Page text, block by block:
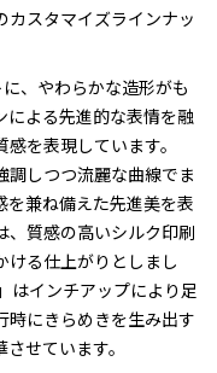
カスタマイズラインナッ
、やわらかな造形がも
による先進的な表情を融
を表現しています。
調しつつ流麗な曲線でま
を兼ね備えた先進美を表
、質感の高いシルク印刷
ける仕上がりとしまし
はインチアップにより足
時にきらめきを生み出す
せています。